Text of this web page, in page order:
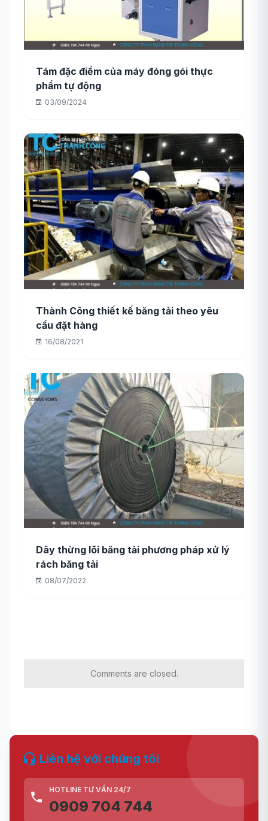
Tám đặc điểm của máy đóng gói thực
phẩm tự động
03/09/2024
Thành Công thiết kế băng tải theo yêu
cầu đặt hàng
16/08/2021
Dây thừng lõi băng tải phương pháp xử lý
rách băng tải
08/07/2022
Comments are closed.
Liên hệ với chúng tôi
HOTLINE TƯ VẤN 24/7
0909 704 744